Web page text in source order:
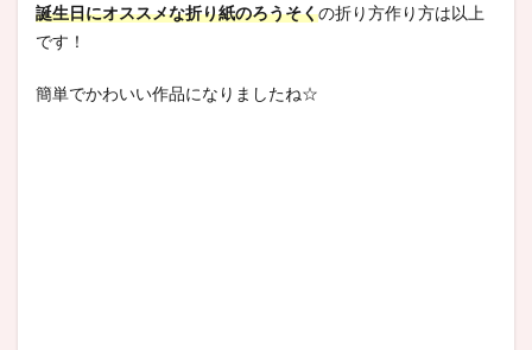
誕生日にオススメな折り紙のろうそくの折り方作り方は以上
です！
簡単でかわいい作品になりましたね☆